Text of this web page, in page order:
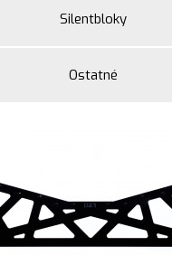
Silentbloky
Ostatné